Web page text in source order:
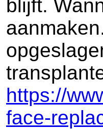
blijft.
https://
face-